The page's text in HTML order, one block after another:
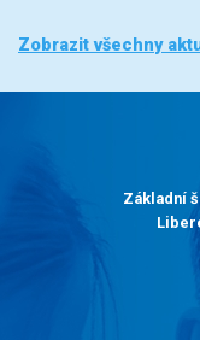
Zobrazit všechny
Základní